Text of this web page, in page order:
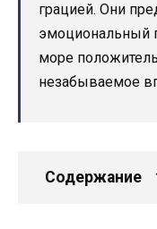
грацией. Они
эмоциональный
море
незабываемое
Содержание